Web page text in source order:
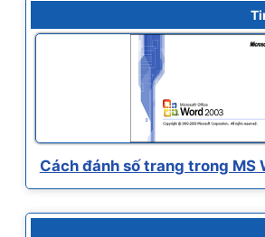
Cách đánh số trang trong MS